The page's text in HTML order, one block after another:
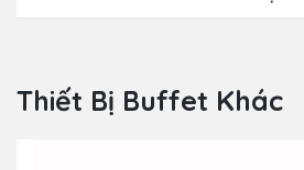
Thiết Bị Buffet Khác